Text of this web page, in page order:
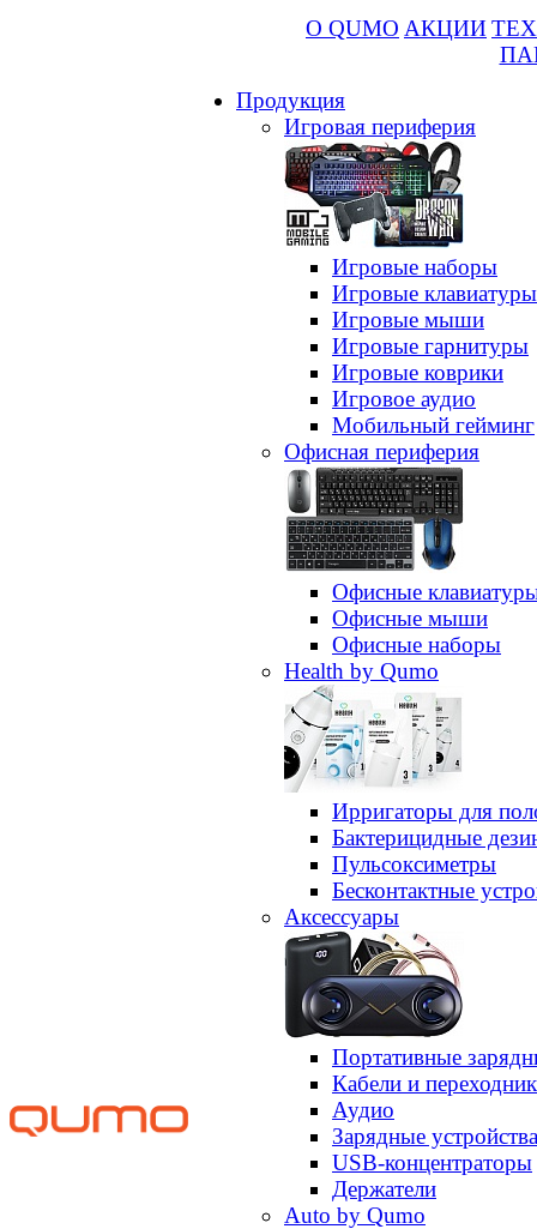
О QUMO АКЦИИ
Продукция
Игровая периферия
Игровые наборы
Игровые клавиатуры
Игровые мыши
Игровые гарнитуры
Игровые коврики
Игровое аудио
Мобильный гейминг
Офисная периферия
Офисные
Офисные мыши
Офисные наборы
Health by Qumo
Ирригаторы для
Бактерицидные
Пульсоксиметры
Бесконтактные
Аксессуары
Портативные
Кабели и
Аудио
Зарядные устройства
USB-концентраторы
Держатели
Auto by Qumo